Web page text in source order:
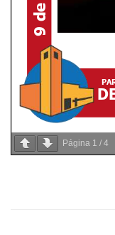
Página 1 / 4